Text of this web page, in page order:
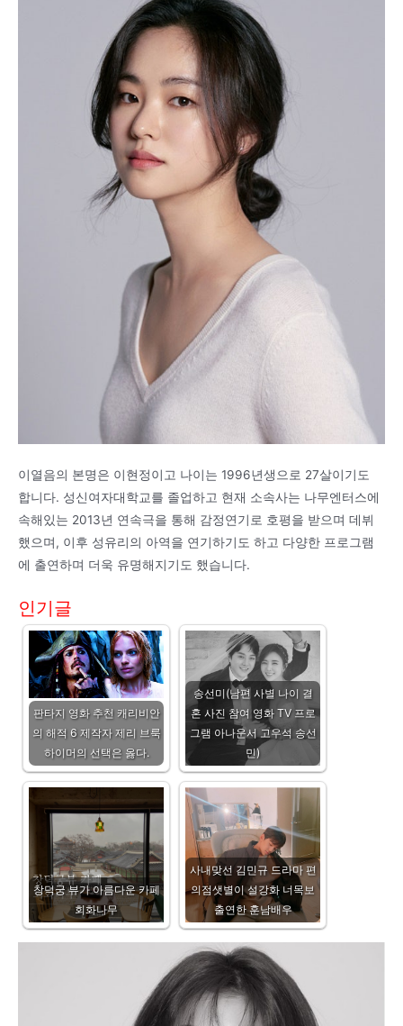
이열음의 본명은 이현정이고 나이는 1996년생으로 27살이기도
합니다. 성신여자대학교를 졸업하고 현재 소속사는 나무엔터스에
속해있는 2013년 연속극을 통해 감정연기로 호평을 받으며 데뷔
했으며, 이후 성유리의 아역을 연기하기도 하고 다양한 프로그램
에 출연하며 더욱 유명해지기도 했습니다.
인기글
판타지 영화 추천 캐리비안
의 해적 6 제작자 제리 브룩
하이머의 선택은 옳다.
송선미(남편 사별 나이 결
혼 사진 참여 영화 TV 프로
그램 아나운서 고우석 송선
민)
창덕궁 뷰가 아름다운 카페
회화나무
사내맞선 김민규 드라마 편
의점샛별이 설강화 너목보
출연한 훈남배우